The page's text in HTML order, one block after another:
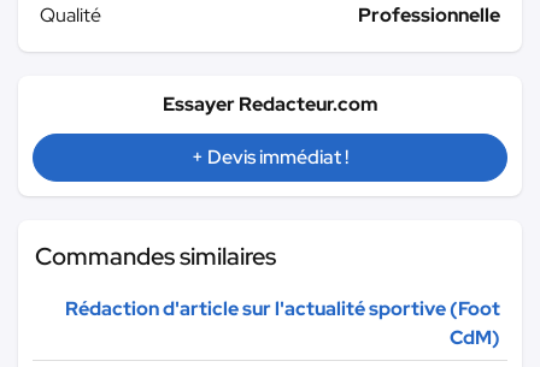
Qualité
Professionnelle
Essayer Redacteur.com
+ Devis immédiat !
Commandes similaires
Rédaction d'article sur l'actualité sportive (Foot
CdM)